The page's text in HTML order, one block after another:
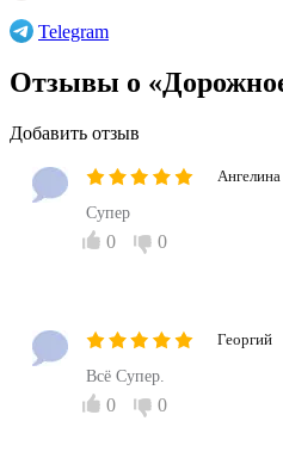
Telegram
Отзывы о
Добавить отзыв
Ангелина
Супер
0 0
Георгий
Всё Супер.
0 0